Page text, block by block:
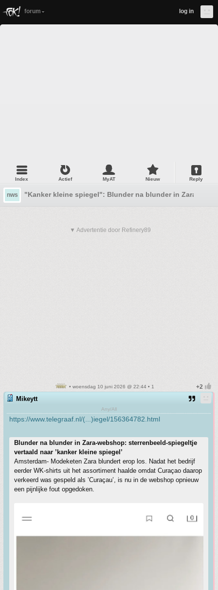
forum log in
Index Actief MyAT Nieuw Reply
nws "Kanker kleine spiegel": Blunder na blunder in Zara-
▼ Advertentie door Refinery89
• woensdag 10 juni 2026 @ 22:44 • 1
Mikeytt
Any/All
https://www.telegraaf.nl/(...)iegel/156364782.html
Blunder na blunder in Zara-webshop: sterrenbeeld-spiegeltje
vertaald naar ’kanker kleine spiegel’
Amsterdam- Modeketen Zara blundert erop los. Nadat het bedrijf
eerder WK-shirts uit het assortiment haalde omdat Curaçao daarop
verkeerd was gespeld als ’Curaçau’, is nu in de webshop opnieuw
een pijnlijke fout opgedoken.